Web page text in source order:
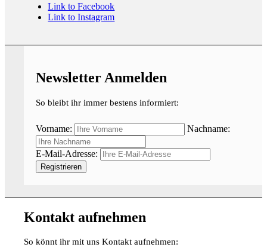
Link to Facebook
Link to Instagram
Newsletter Anmelden
So bleibt ihr immer bestens informiert:
Vorname: Nachname:
E-Mail-Adresse:
Kontakt aufnehmen
So könnt ihr mit uns Kontakt aufnehmen: